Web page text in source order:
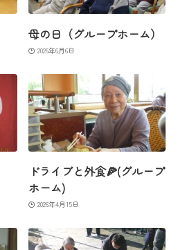
母の日（グループホーム）
2026年6月6日
ドライブと外食🍕(グループ
ホーム)
2026年4月15日